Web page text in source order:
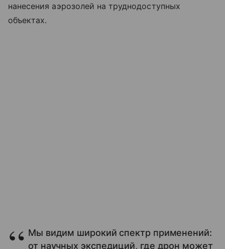
нанесения аэрозолей на труднодоступных
объектах.
Мы видим широкий спектр применений:
от научных экспедиций, где дрон может